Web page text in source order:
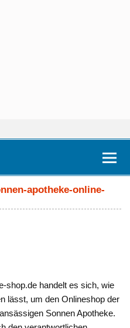
apotheke-online-
shop.de handelt es sich, wie
lässt, um den Onlineshop der
Sonnen Apotheke.